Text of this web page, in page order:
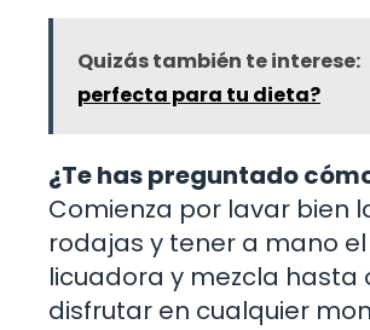
Quizás también te interese:
perfecta para tu dieta?
¿Te has preguntado
Comienza por lavar bien
rodajas y tener a mano
licuadora y mezcla hasta
disfrutar en cualquier